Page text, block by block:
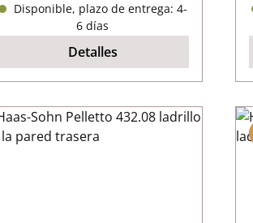
Disponible, plazo de entrega: 4-
6 días
Detalles